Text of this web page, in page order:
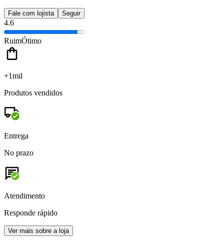
Fale com lojista Seguir
4.6
RuimÓtimo
+1mil
Produtos vendidos
Entrega
No prazo
Atendimento
Responde rápido
Ver mais sobre a loja